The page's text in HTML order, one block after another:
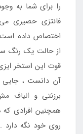
را برای شما به
فانتزی حصیری
اختصاص داده
از حالت یک رنگ
قوت این استخر
آن دانست ، جایی
برزنتی و الیاف
همچنین افرادی
روی خود نگه دارد